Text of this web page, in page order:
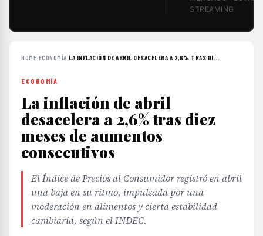
STREAMING
HOME›ECONOMÍA›LA INFLACIÓN DE ABRIL DESACELERA A 2,6% TRAS DI...
ECONOMÍA
La inflación de abril
desacelera a 2,6% tras diez
meses de aumentos
consecutivos
El Índice de Precios al Consumidor registró en abril
una baja en su ritmo, impulsada por una
moderación en alimentos y cierta estabilidad
cambiaria, según el INDEC.